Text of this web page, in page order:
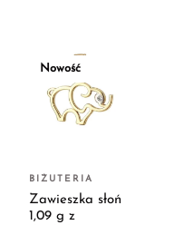
Nowość
BIŻUTERIA
Zawieszka słoń
1,09 g z